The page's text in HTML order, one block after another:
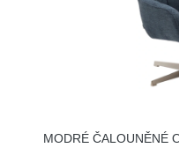
MODRÉ ČALOUNĚNÉ